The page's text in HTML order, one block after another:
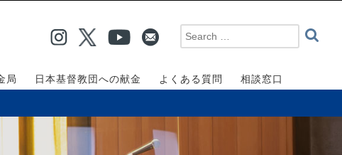
局 日本基督教団への献金 よくある質問 相談窓口